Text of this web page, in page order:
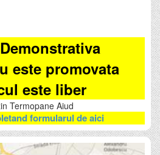
este promovata
este liber
Termopane Aiud
formularul de aici